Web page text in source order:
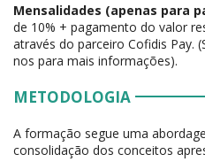
Mensalidades (apenas para
de 10% + pagamento do valor
através do parceiro Cofidis Pay.
nos para mais informações).
METODOLOGIA
A formação segue uma
consolidação dos conceitos